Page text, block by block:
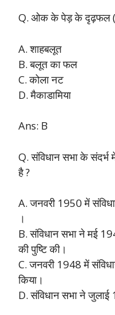
Q. ओक के पेड़ के दृढ़फल
A. शाहबलूत
B. बलूत का फल
C. कोला नट
D. मैकाडामिया
Ans: B
Q. संविधान सभा के
है ?
A. जनवरी 1950 में
।
B. संविधान सभा ने मई
की पुष्टि की।
C. जनवरी 1948 में
किया।
D. संविधान सभा ने जुलाई